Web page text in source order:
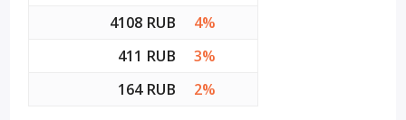
4108 RUB
4%
411 RUB
3%
164 RUB
2%